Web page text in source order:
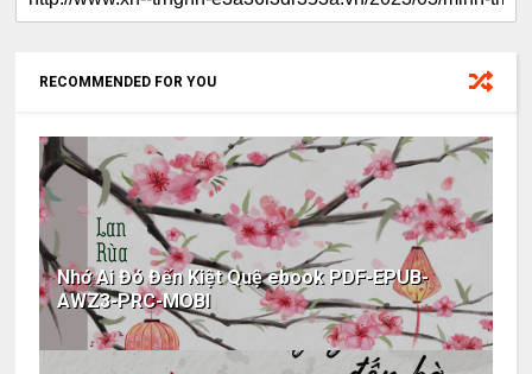
RECOMMENDED FOR YOU
Nhớ Ai Đó Đến Kiệt Quệ ebook PDF-EPUB-
AWZ3-PRC-MOBI